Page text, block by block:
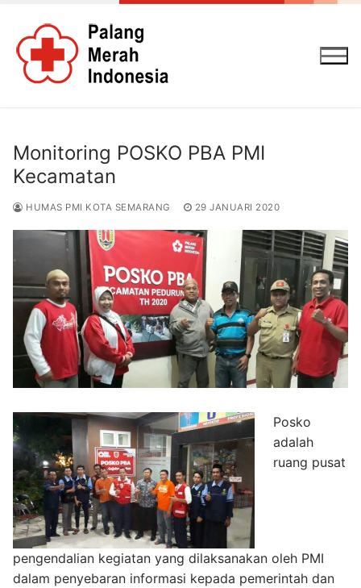
konten
Monitoring POSKO PBA PMI
Kecamatan
HUMAS PMI KOTA SEMARANG 29 JANUARI 2020
Posko
adalah
ruang pusat
pengendalian kegiatan yang dilaksanakan oleh PMI
dalam penyebaran informasi kepada pemerintah dan